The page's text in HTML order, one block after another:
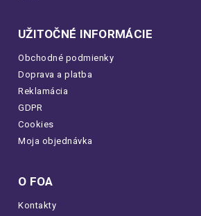
UŽITOČNÉ INFORMÁCIE
Obchodné podmienky
Doprava a platba
Reklamácia
GDPR
Cookies
Moja objednávka
O FOA
Kontakty